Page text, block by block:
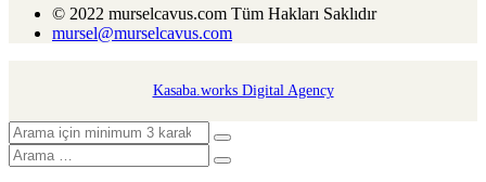
© 2022 murselcavus.com Tüm Hakları Saklıdır
mursel@murselcavus.com
Kasaba.works Digital Agency